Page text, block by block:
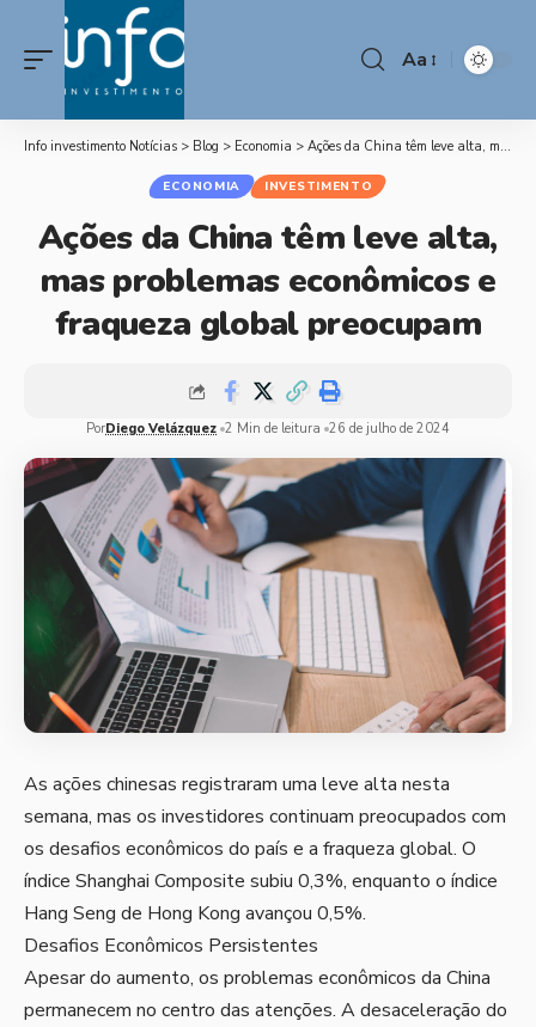
Aa
Info investimento Notícias > Blog > Economia > Ações da China têm leve alta, mas problemas econômicos e fraqueza global preocupam
ECONOMIA INVESTIMENTO
Ações da China têm leve alta,
mas problemas econômicos e
fraqueza global preocupam
PorDiego Velázquez 2 Min de leitura 26 de julho de 2024
As ações chinesas registraram uma leve alta nesta
semana, mas os investidores continuam preocupados com
os desafios econômicos do país e a fraqueza global. O
índice Shanghai Composite subiu 0,3%, enquanto o índice
Hang Seng de Hong Kong avançou 0,5%.
Desafios Econômicos Persistentes
Apesar do aumento, os problemas econômicos da China
permanecem no centro das atenções. A desaceleração do